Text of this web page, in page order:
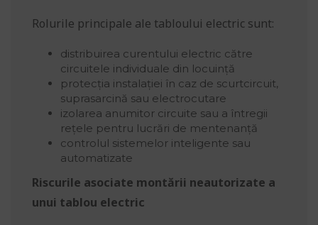
Rolurile principale ale tabloului electric sunt:
distribuirea curentului electric către
circuitele individuale din locuință
protecția instalației în caz de scurtcircuit,
suprasarcină sau electrocutare
izolarea anumitor circuite sau a întregii
rețele pentru lucrări de mentenanță
controlul sistemelor inteligente sau
automatizate
Riscurile asociate montării neautorizate a
unui tablou electric